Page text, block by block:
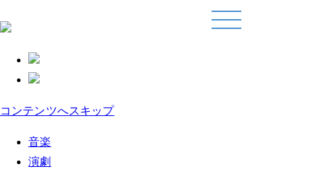
コンテンツへスキップ
音楽
演劇